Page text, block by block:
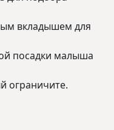
вкладышем для
посадки малыша
ограничите.